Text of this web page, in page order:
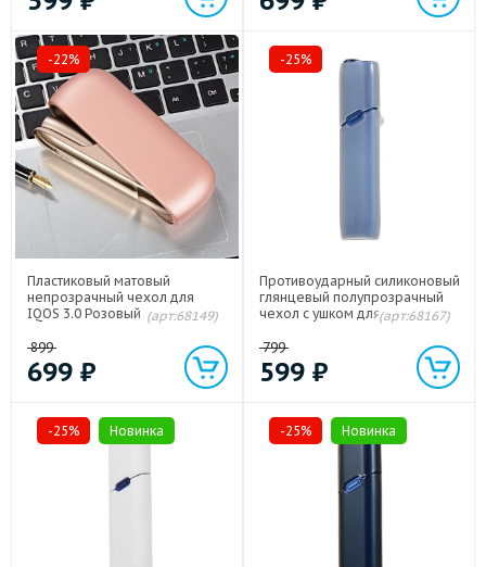
-22%
Пластиковый матовый
непрозрачный чехол для
IQOS 3.0 Розовый (арт:68149)
899
699 ₽
-25%
Противоударный силиконовый
глянцевый полупрозрачный
чехол с ушком для ремешка
(арт:68167)
799
599 ₽
-25% Новинка -25% Новинка